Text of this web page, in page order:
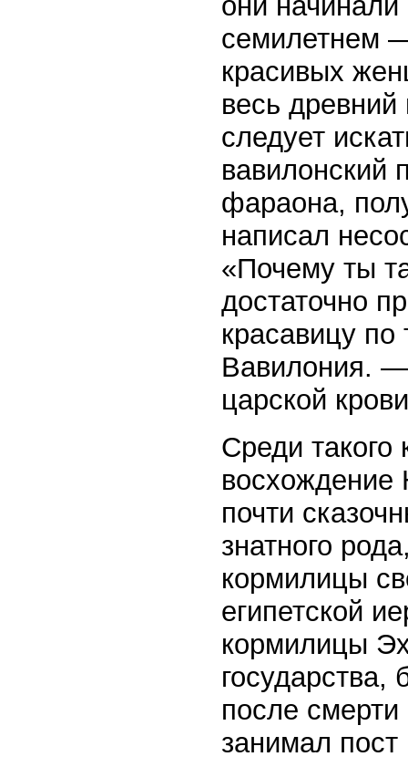
семилетнем
красивых
весь
следует
вавилонский
фараона,
написал
«Почему ты
достаточно
красавицу по
Вавилония. —
царской
Среди такого
восхождение
почти
знатного
кормилицы
египетской
кормилицы
государства,
после
занимал